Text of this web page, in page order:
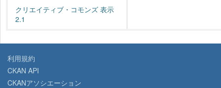
クリエイティブ・コモンズ 表示
2.1
利用規約
CKAN API
CKANアソシエーション